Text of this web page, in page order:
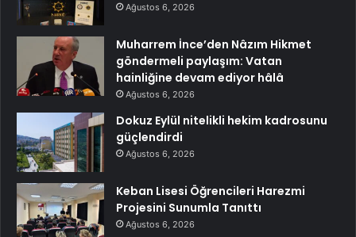
Ağustos 6, 2026
Muharrem İnce’den Nâzım Hikmet
göndermeli paylaşım: Vatan
hainliğine devam ediyor hâlâ
Ağustos 6, 2026
Dokuz Eylül nitelikli hekim kadrosunu
güçlendirdi
Ağustos 6, 2026
Keban Lisesi Öğrencileri Harezmi
Projesini Sunumla Tanıttı
Ağustos 6, 2026